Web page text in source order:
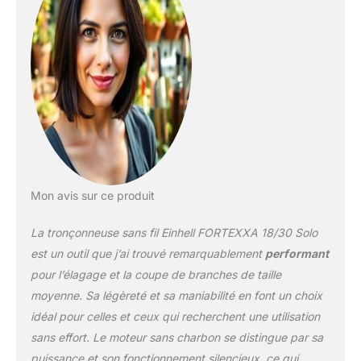
longue que les moteurs à
charbon classiques.
Puissance réglable - La
vitesse de la chaîne est
de 8 m/s à pleine
puissance, et passe à 6
m/s en mode ECO, ce qui
prolonge dans le même
temps la durée
la chaîne est lubrifiée en
permanence grâce au
système de lubrification
de coupe - Le guide-
chaîne de qualité
supérieure, d’une largeur
30 cm, ainsi que la
Mon avis sur ce produit
La tronçonneuse sans fil Einhell FORTEXXA 18/30 Solo
est un outil que j’ai trouvé remarquablement performant
pour l’élagage et la coupe de branches de taille
moyenne. Sa légèreté et sa maniabilité en font un choix
idéal pour celles et ceux qui recherchent une utilisation
sans effort. Le moteur sans charbon se distingue par sa
puissance et son fonctionnement silencieux, ce qui